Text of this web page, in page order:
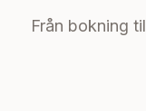
Från bokning